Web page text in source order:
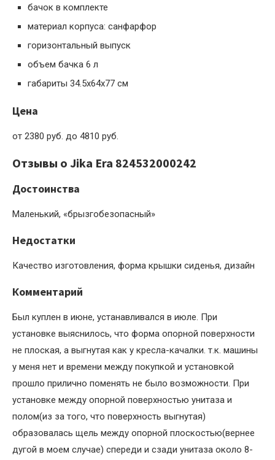
бачок в комплекте
материал корпуса: санфарфор
горизонтальный выпуск
объем бачка 6 л
габариты 34.5x64x77 см
Цена
от 2380 руб. до 4810 руб.
Отзывы о Jika Era 824532000242
Достоинства
Маленький, «брызгобезопасный»
Недостатки
Качество изготовления, форма крышки сиденья, дизайн
Комментарий
Был куплен в июне, устанавливался в июле. При
установке выяснилось, что форма опорной поверхности
не плоская, а выгнутая как у кресла-качалки. т.к. машины
у меня нет и времени между покупкой и установкой
прошло прилично поменять не было возможности. При
установке между опорной поверхностью унитаза и
полом(из за того, что поверхность выгнутая)
образовалась щель между опорной плоскостью(вернее
дугой в моем случае) спереди и сзади унитаза около 8-